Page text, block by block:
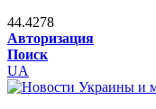
44.4278
Авторизация
Поиск
UA